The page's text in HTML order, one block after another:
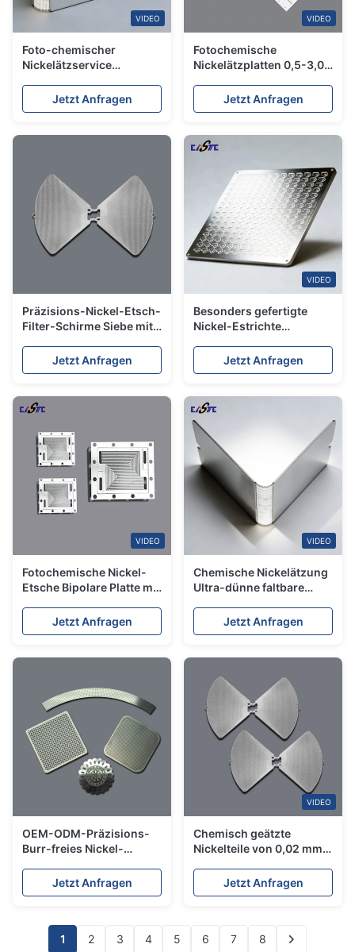
VIDEO
Foto-chemischer
Nickelätzservice
Spezialanbieter Xinhsen
Jetzt Anfragen
VIDEO
Fotochemische
Nickelätzplatten 0,5-3,0
Brennstoffzellen
Jetzt Anfragen
Präzisions-Nickel-Etsch-
Filter-Schirme Siebe mit
bis 1,0 mm
Jetzt Anfragen
VIDEO
Besonders gefertigte
Nickel-Estrichte
komplizierten Mustern
und glatten Oberflächen
Jetzt Anfragen
VIDEO
Fotochemische Nickel-
Etsche Bipolare Platte mit
Jetzt Anfragen
VIDEO
Chemische Nickelätzung
Ultra-dünne faltbare
Mobiltelefone
Jetzt Anfragen
OEM-ODM-Präzisions-
Burr-freies Nickel-
für 0,02 mm-2,0 mm
Metallteile
Jetzt Anfragen
VIDEO
Chemisch geätzte
Nickelteile von 0,02 mm
Jetzt Anfragen
1 2 3 4 5 6 7 8